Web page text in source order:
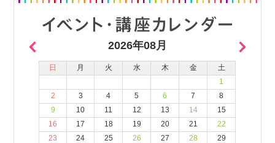
2026年08月
日 月 火 水 木 金
土
1
2
3 4 5 6 7
8
9
10 11 12 13 14
15
16
17 18 19 20 21
22
23
24 25 26 27 28
29